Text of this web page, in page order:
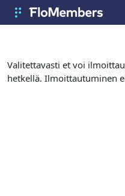
Valitettavasti et voi
hetkellä. Ilmoittautuminen